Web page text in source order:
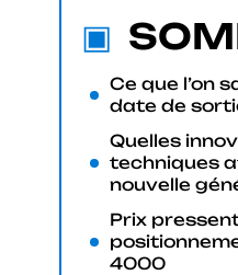
Ce que l’on
date de
Quelles
techniques
nouvelle
Prix
4000